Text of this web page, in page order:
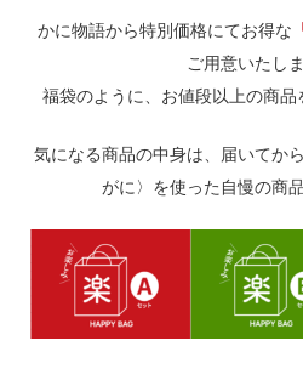
かに物語から特別価格にてお得な
ご用意いたし
福袋のように、お値段以上の商品
気になる商品の中身は、届いてか
がに〉を使った自慢の商